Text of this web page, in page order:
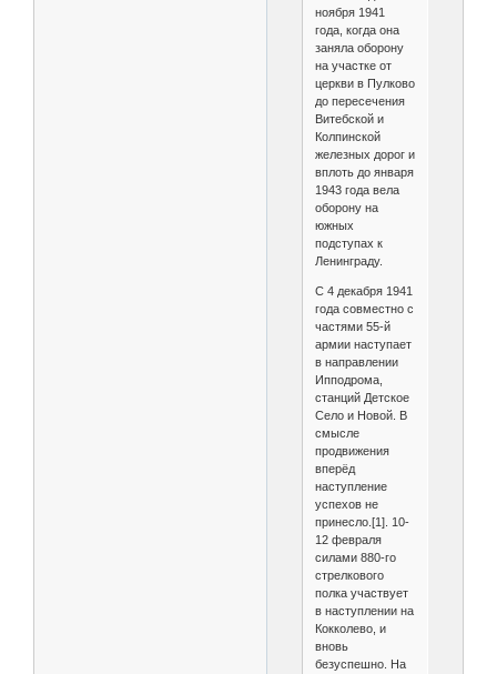
ноября 1941
года, когда она
заняла оборону
на участке от
церкви в Пулково
до пересечения
Витебской и
Колпинской
железных дорог и
вплоть до января
1943 года вела
оборону на
южных
подступах к
Ленинграду.
С 4 декабря 1941
года совместно с
частями 55-й
армии наступает
в направлении
Ипподрома,
станций Детское
Село и Новой. В
смысле
продвижения
вперёд
наступление
успехов не
принесло.[1]. 10-
12 февраля
силами 880-го
стрелкового
полка участвует
в наступлении на
Кокколево, и
вновь
безуспешно. На